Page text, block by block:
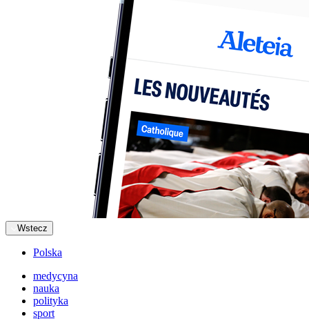
Wstecz
Polska
medycyna
nauka
polityka
sport